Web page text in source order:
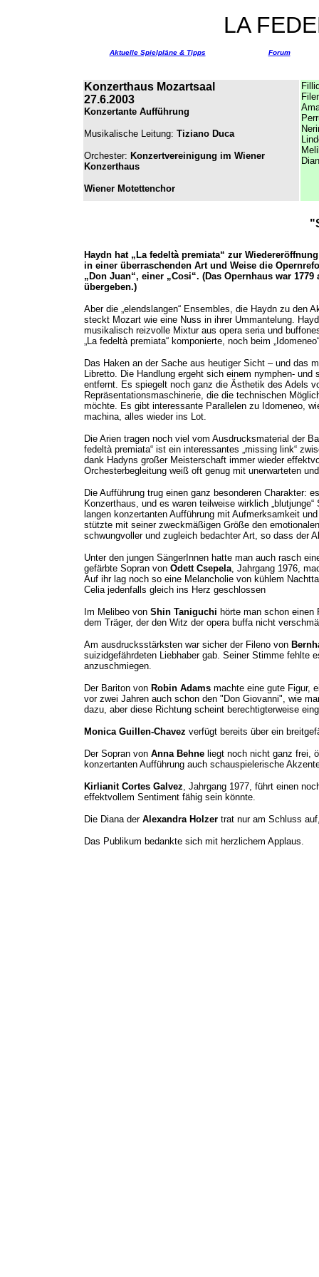
LA
Aktuelle Spielpläne & Tipps Forum
Konzerthaus Mozartsaal
27.6.2003
Konzertante Aufführung
Musikalische Leitung: Tiziano Duca
Orchester: Konzertvereinigung im Wiener
Konzerthaus
Wiener Motettenchor
Haydn hat „La fedeltà premiata“ zur
in einer überraschenden Art und Weise die
„Don Juan“, einer „Cosi“. (Das Opernhaus war
übergeben.)
Aber die „elendslangen“ Ensembles, die Haydn zu den
steckt Mozart wie eine Nuss in ihrer Ummantelung.
musikalisch reizvolle Mixtur aus opera seria und
„La fedeltà premiata“ komponierte, noch beim
Das Haken an der Sache aus heutiger Sicht – und das
Libretto. Die Handlung ergeht sich einem nymphen-
entfernt. Es spiegelt noch ganz die Ästhetik des Adels
Repräsentationsmaschinerie, die die technischen
möchte. Es gibt interessante Parallelen zu Idomeneo,
machina, alles wieder ins Lot.
Die Arien tragen noch viel vom Ausdrucksmaterial der
fedeltà premiata“ ist ein interessantes „missing link“
dank Hadyns großer Meisterschaft immer wieder
Orchesterbegleitung weiß oft genug mit unerwarteten
Die Aufführung trug einen ganz besonderen Charakter:
Konzerthaus, und es waren teilweise wirklich
langen konzertanten Aufführung mit Aufmerksamkeit
stützte mit seiner zweckmäßigen Größe den
schwungvoller und zugleich bedachter Art, so dass der
Unter den jungen SängerInnen hatte man auch rasch
gefärbte Sopran von Odett Csepela, Jahrgang 1976,
Auf ihr lag noch so eine Melancholie von kühlem
Celia jedenfalls gleich ins Herz geschlossen
Im Melibeo von Shin Taniguchi hörte man schon einen
dem Träger, der den Witz der opera buffa nicht
Am ausdrucksstärksten war sicher der Fileno von
suizidgefährdeten Liebhaber gab. Seiner Stimme fehlte
anzuschmiegen.
Der Bariton von Robin Adams machte eine gute Figur,
vor zwei Jahren auch schon den "Don Giovanni", wie
dazu, aber diese Richtung scheint berechtigterweise
Monica Guillen-Chavez verfügt bereits über ein
Der Sopran von Anna Behne liegt noch nicht ganz frei,
konzertanten Aufführung auch schauspielerische
Kirlianit Cortes Galvez, Jahrgang 1977, führt einen
effektvollem Sentiment fähig sein könnte.
Die Diana der Alexandra Holzer trat nur am Schluss
Das Publikum bedankte sich mit herzlichem Applaus.